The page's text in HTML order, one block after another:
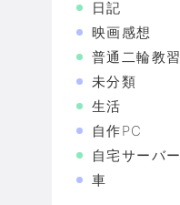
日記
映画感想
普通二輪教習
未分類
生活
自作PC
自宅サーバー
車